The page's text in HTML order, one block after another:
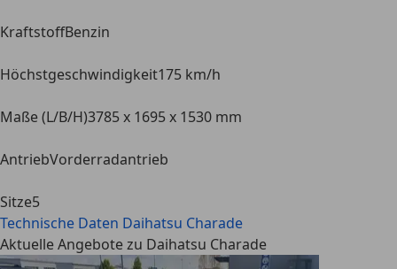
KraftstoffBenzin
Höchstgeschwindigkeit175 km/h
Maße (L/B/H)3785 x 1695 x 1530 mm
AntriebVorderradantrieb
Sitze5
Technische Daten Daihatsu Charade
Aktuelle Angebote zu Daihatsu Charade